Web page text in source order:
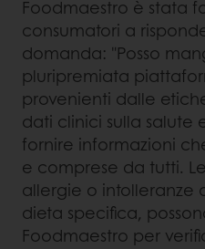
Foodmaestro è stata
consumatori a
domanda: "Posso
pluripremiata
provenienti dalle
dati clinici sulla salute
fornire informazioni
e comprese da tutti.
allergie o intolleranze
dieta specifica,
Foodmaestro per